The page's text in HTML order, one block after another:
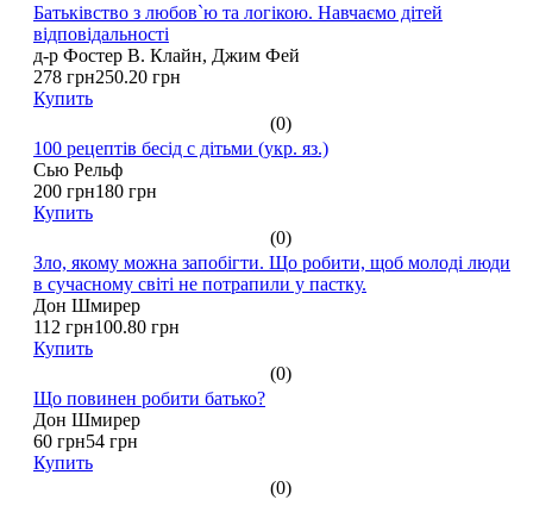
Батьківство з любов`ю та логікою. Навчаємо дітей
відповідальності
д-р Фостер В. Клайн, Джим Фей
278 грн250.20 грн
Купить
(0)
100 рецептів бесід с дітьми (укр. яз.)
Сью Рельф
200 грн180 грн
Купить
(0)
Зло, якому можна запобігти. Що робити, щоб молоді люди
в сучасному світі не потрапили у пастку.
Дон Шмирер
112 грн100.80 грн
Купить
(0)
Що повинен робити батько?
Дон Шмирер
60 грн54 грн
Купить
(0)